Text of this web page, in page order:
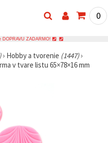
0
ZADARMO!
› Hobby a tvorenie (1447)›
v tvare listu 65×78×16 mm